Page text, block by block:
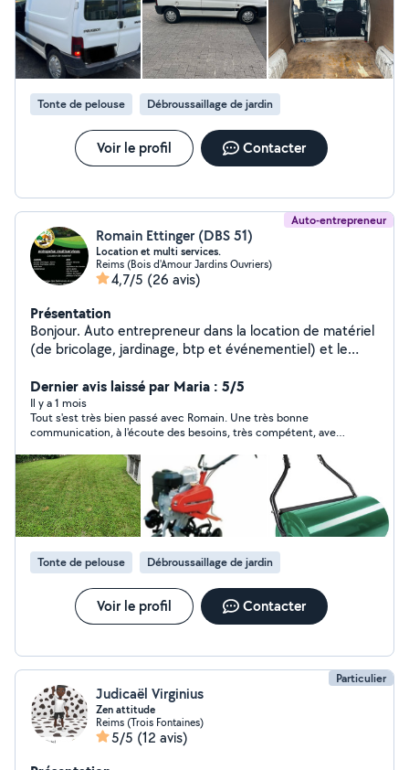
Tonte de pelouse Débroussaillage de jardin
Voir le profil Contacter
Auto-entrepreneur
Romain Ettinger (DBS 51)
Location et multi services.
Reims (Bois d'Amour Jardins Ouvriers)
4,7/5 (26 avis)
Présentation
Bonjour. Auto entrepreneur dans la location de matériel
(de bricolage, jardinage, btp et événementiel) et le
Dernier avis laissé par Maria : 5/5
Il y a 1 mois
Tout s'est très bien passé avec Romain. Une très bonne
communication, à l'écoute des besoins, très compétent, avec
Tonte de pelouse Débroussaillage de jardin
Voir le profil Contacter
Particulier
Judicaël Virginius
Zen attitude
Reims (Trois Fontaines)
5/5 (12 avis)